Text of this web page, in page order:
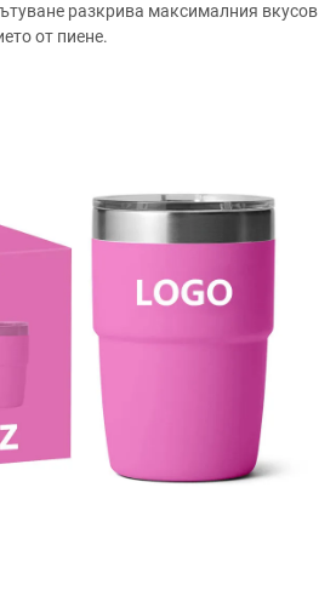
разкрива максималния вкусов
от пиене.